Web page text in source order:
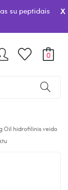
su peptidais
x
0
Oil hidrofilinis veido